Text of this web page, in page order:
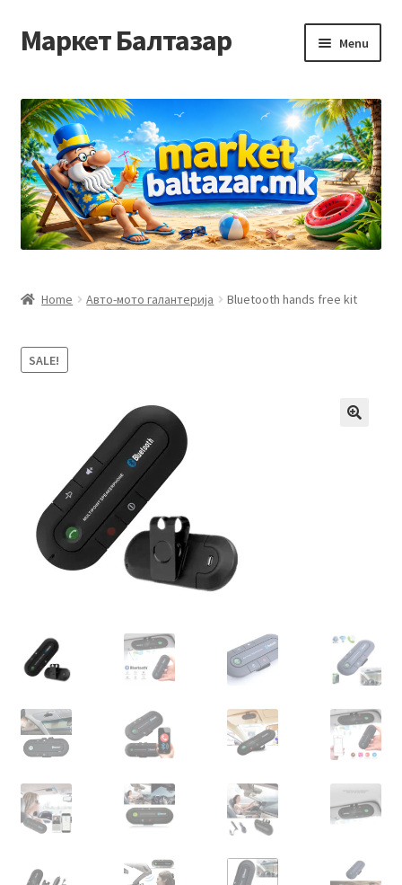
Skip
to
Skip
to
Маркет Балтазар Menu
Checkout
Homepage
Privacy Policy
Корисничка подршка
Мој профил
Рекламации и замена на производ
Сите производи
Home Авто-мото галантерија Bluetooth hands free kit
SALE!